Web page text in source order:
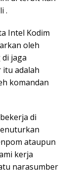
.
Intel Kodim
oleh
jaga
adalah
komandan
di
ataupun
kerja
narasumber